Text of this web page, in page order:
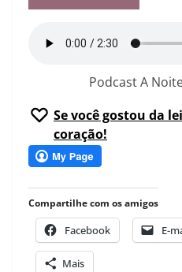
Podcast A
Se você gostou da
coração!
Compartilhe com os amigos
Facebook E-
Mais